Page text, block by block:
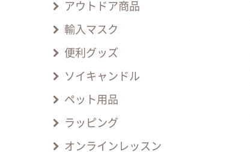
アウトドア商品
輸入マスク
便利グッズ
ソイキャンドル
ペット用品
ラッピング
オンラインレッスン